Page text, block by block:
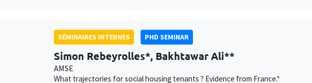
SÉMINAIRES INTERNES PHD SEMINAR
Simon Rebeyrolles*, Bakhtawar Ali**
AMSE
What trajectories for social housing tenants ? Evidence from France.*